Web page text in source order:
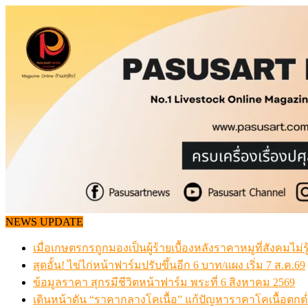
content
NEWS UPDATE
เมื่อเกษตรกรถูกมองเป็นผู้ร้ายเบื้องหลังราคาหมูที่สังคมไม่
สุดอั้น! ไข่ไก่หน้าฟาร์มปรับขึ้นอีก 6 บาท/แผง เริ่ม 7 ส.ค.69
ข้อมูลราคา สุกรมีชีวิตหน้าฟาร์ม พระที่ 6 สิงหาคม 2569
เดินหน้าดัน “ราคากลางโคเนื้อ” แก้ปัญหาราคาโคเนื้อตก